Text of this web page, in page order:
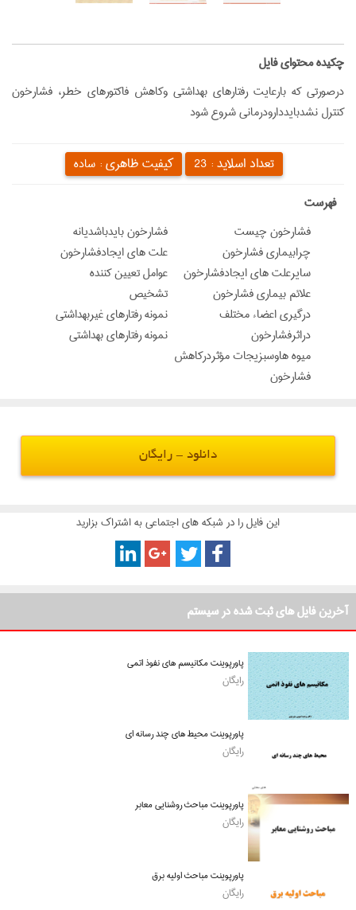
‌چکیده محتوای فایل
درصورتی که بارعایت رفتارهای بهداشتی وکاهش فاکتورهای خطر، فشارخون
کنترل نشدبایددارودرمانی شروع شود
کیفیت ظاهری : ساده تعداد اسلاید : 23
‌فهرست
فشارخون چیست
فشارخون بایدباشدیانه
چرابیماری فشارخون
علت های ایجادفشارخون
سایرعلت های ایجادفشارخون
عوامل تعیین کننده
علائم بیماری فشارخون
تشخیص
درگیری اعضاء مختلف
دراثرفشارخون
نمونه رفتارهای غیربهداشتی
نمونه رفتارهای بهداشتی
میوه هاوسبزیجات مؤثردرکاهش
فشارخون
دانلود - رایگان
این فایل را در شبکه های اجتماعی به اشتراک بزارید
آخرین فایل های ثبت شده در سیستم
پاورپوینت مکانیسم های نفوذ اتمی
رایگان
پاورپوینت محیط های چند رسانه ای
رایگان
پاورپوینت مباحث روشنایی معابر
رایگان
پاورپوینت مباحث اولیه برق
رایگان